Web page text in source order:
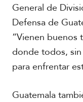
General de
Defensa de
“Vienen buenos
donde todos,
para enfrentar
Guatemala